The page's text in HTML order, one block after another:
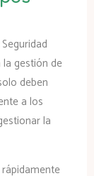
gestión de
deben
a los
la